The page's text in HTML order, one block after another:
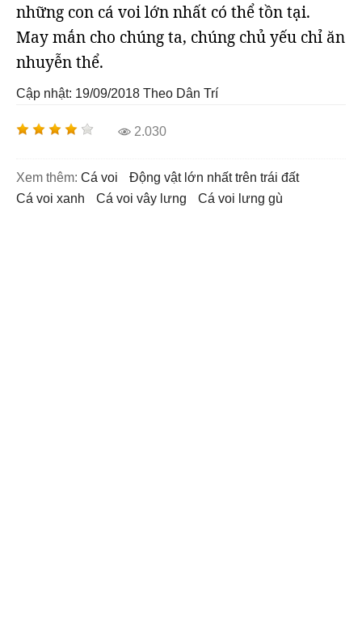
những con cá voi lớn nhất có thể tồn tại.
May mắn cho chúng ta, chúng chủ yếu chỉ ăn
nhuyễn thể.
Cập nhật: 19/09/2018 Theo Dân Trí
2.030
Xem thêm: cá voi
động vật lớn nhất trên trái đất
cá voi xanh
cá voi vây lưng cá voi lưng gù